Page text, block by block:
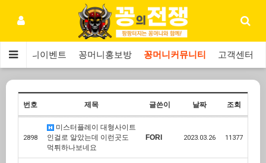
꽁머니이벤트 꽁머니홍보방 꽁머니커뮤니티 고객센터
번호 제목 글쓴이 날짜 조회
2898
미스터플레이 대형사이트
인걸로 알았는데 이런곳도
먹튀하나보네요
FORI 2023.03.26 11377